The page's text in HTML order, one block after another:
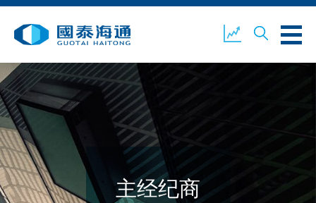
关于我们 业务概览
环境、社会及企业管治 国泰海通证券
主经纪商